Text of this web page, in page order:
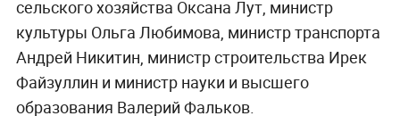
сельского хозяйства Оксана Лут, министр
культуры Ольга Любимова, министр транспорта
Андрей Никитин, министр строительства Ирек
Файзуллин и министр науки и высшего
образования Валерий Фальков.